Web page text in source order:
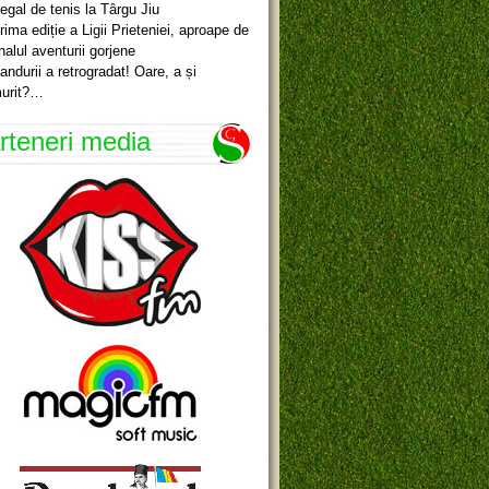
de tenis la Târgu Jiu
ediție a Ligii Prieteniei, aproape de
aventurii gorjene
a retrogradat! Oare, a și
media